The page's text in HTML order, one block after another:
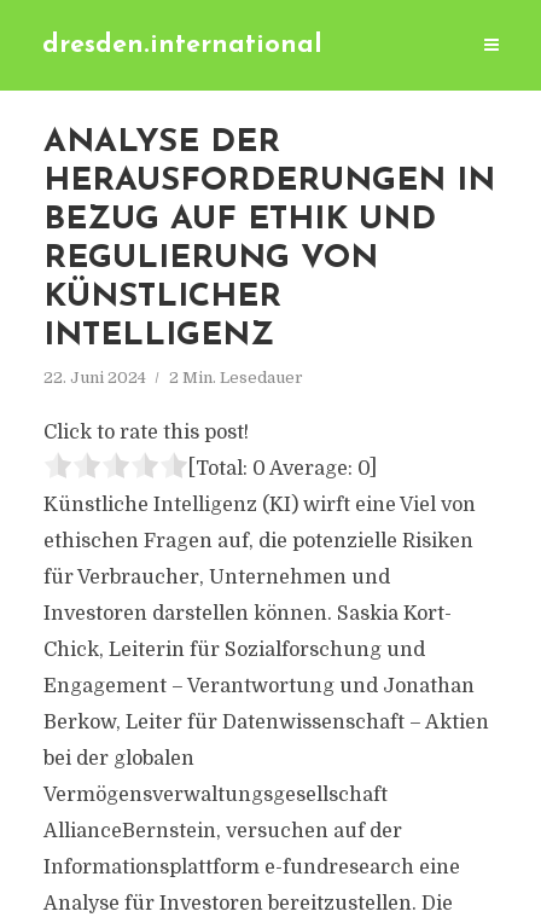
dresden.international
ANALYSE DER
HERAUSFORDERUNGEN IN
BEZUG AUF ETHIK UND
REGULIERUNG VON
KÜNSTLICHER
INTELLIGENZ
22. Juni 2024 2 Min. Lesedauer
Click to rate this post!
[Total: 0 Average: 0]
Künstliche Intelligenz (KI) wirft eine Viel von
ethischen Fragen auf, die potenzielle Risiken
für Verbraucher, Unternehmen und
Investoren darstellen können. Saskia Kort-
Chick, Leiterin für Sozialforschung und
Engagement – Verantwortung und Jonathan
Berkow, Leiter für Datenwissenschaft – Aktien
bei der globalen
Vermögensverwaltungsgesellschaft
AllianceBernstein, versuchen auf der
Informationsplattform e-fundresearch eine
Analyse für Investoren bereitzustellen. Die